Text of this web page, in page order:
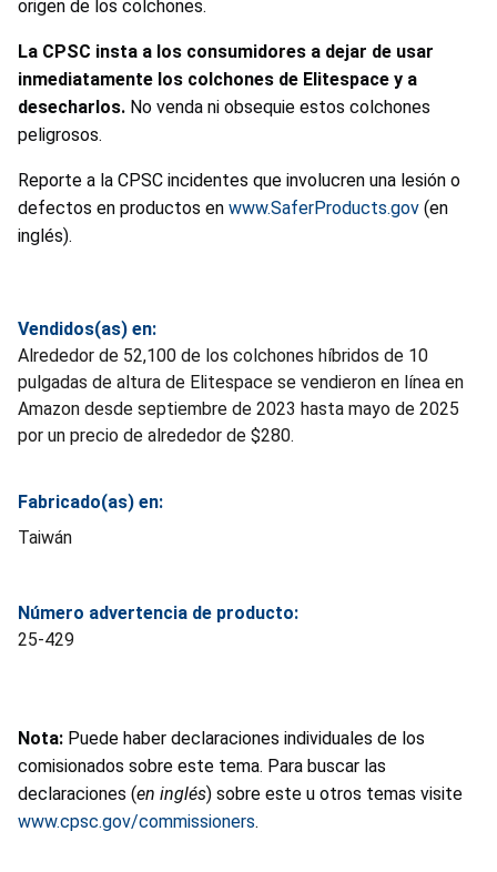
origen de los colchones.
La CPSC insta a los consumidores a dejar de usar
inmediatamente los colchones de Elitespace y a
desecharlos. No venda ni obsequie estos colchones
peligrosos.
Reporte a la CPSC incidentes que involucren una lesión o
defectos en productos en www.SaferProducts.gov (en
inglés).
Vendidos(as) en:
Alrededor de 52,100 de los colchones híbridos de 10
pulgadas de altura de Elitespace se vendieron en línea en
Amazon desde septiembre de 2023 hasta mayo de 2025
por un precio de alrededor de $280.
Fabricado(as) en:
Taiwán
Número advertencia de producto:
25-429
Nota: Puede haber declaraciones individuales de los
comisionados sobre este tema. Para buscar las
declaraciones (en inglés) sobre este u otros temas visite
www.cpsc.gov/commissioners.